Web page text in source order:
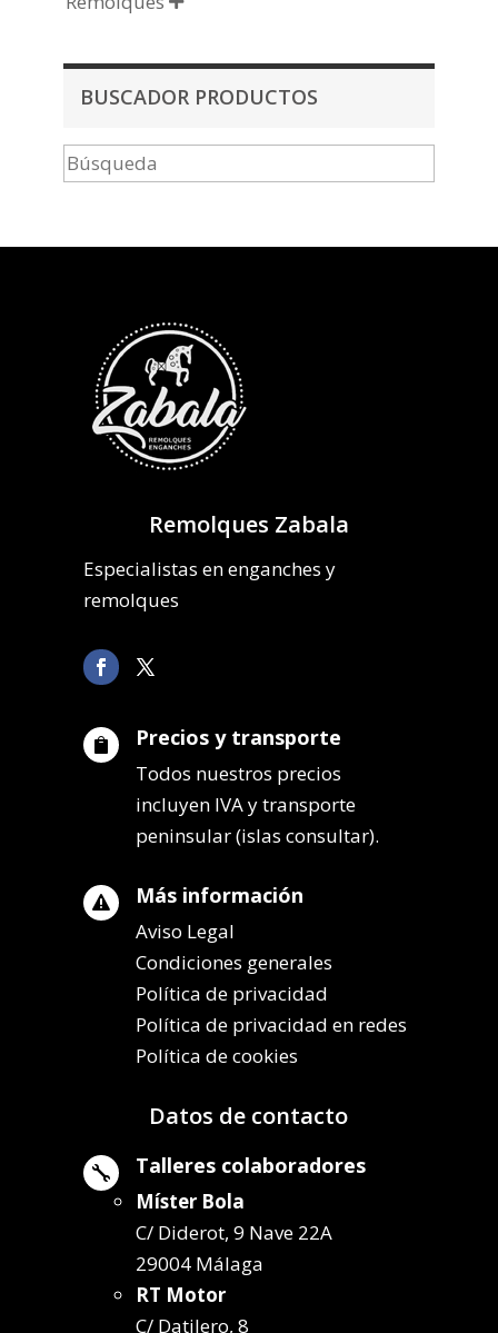
BUSCADOR PRODUCTOS
Remolques Zabala
Especialistas en enganches y
remolques
 Precios y transporte
Todos nuestros precios
incluyen IVA y transporte
peninsular (islas consultar).
 Más información
Aviso Legal
Condiciones generales
Política de privacidad
Política de privacidad en redes
Política de cookies
Datos de contacto
 Talleres colaboradores
Míster Bola
C/ Diderot, 9 Nave 22A
29004 Málaga
RT Motor
C/ Datilero, 8